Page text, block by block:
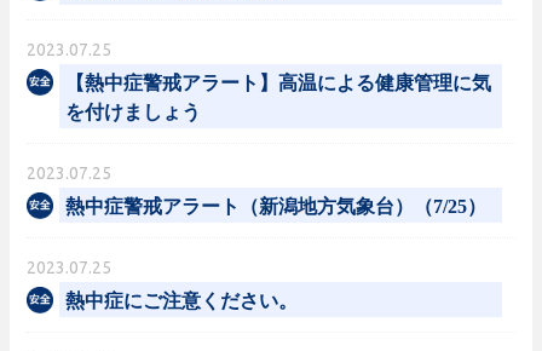
2023.07.25
【熱中症警戒アラート】高温による健康管理に気
を付けましょう
2023.07.25
熱中症警戒アラート（新潟地方気象台）（7/25）
2023.07.25
熱中症にご注意ください。